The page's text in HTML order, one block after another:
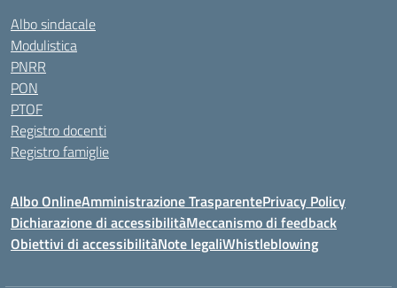
Albo sindacale
Modulistica
PNRR
PON
PTOF
Registro docenti
Registro famiglie
Albo OnlineAmministrazione TrasparentePrivacy Policy
Dichiarazione di accessibilitàMeccanismo di feedback
Obiettivi di accessibilitàNote legaliWhistleblowing